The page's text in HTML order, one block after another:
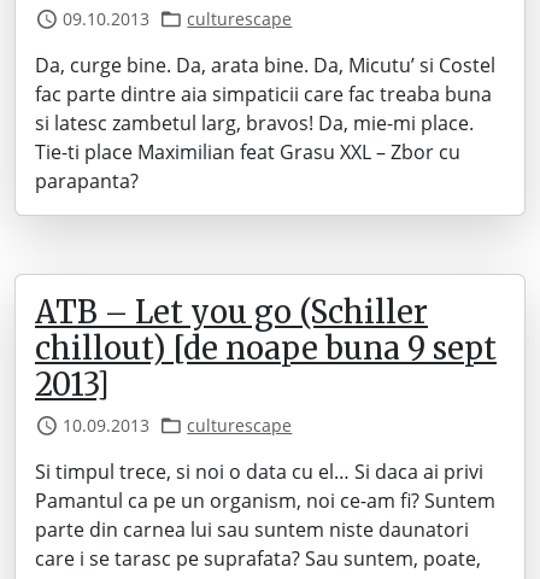
09.10.2013 culturescape
Da, curge bine. Da, arata bine. Da, Micutu’ si Costel
fac parte dintre aia simpaticii care fac treaba buna
si latesc zambetul larg, bravos! Da, mie-mi place.
Tie-ti place Maximilian feat Grasu XXL – Zbor cu
parapanta?
ATB – Let you go (Schiller
chillout) [de noape buna 9 sept
2013]
10.09.2013 culturescape
Si timpul trece, si noi o data cu el… Si daca ai privi
Pamantul ca pe un organism, noi ce-am fi? Suntem
parte din carnea lui sau suntem niste daunatori
care i se tarasc pe suprafata? Sau suntem, poate,